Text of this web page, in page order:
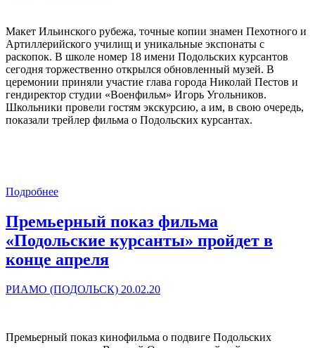
Макет Ильинского рубежа, точные копии знамен Пехотного и
Артиллерийского училищ и уникальные экспонаты с
раскопок. В школе номер 18 имени Подольских курсантов
сегодня торжественно открылся обновленный музей. В
церемонии приняли участие глава города Николай Пестов и
гендиректор студии «Военфильм» Игорь Угольников.
Школьники провели гостям экскурсию, а им, в свою очередь,
показали трейлер фильма о Подольских курсантах.
Подробнее
Премьерный показ фильма
«Подольские курсанты» пройдет в
конце апреля
РИАМО (ПОДОЛЬСК) 20.02.20
Премьерный показ кинофильма о подвиге Подольских